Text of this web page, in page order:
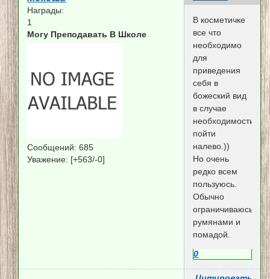
Награды:
1
Могу Преподавать В Школе
Сообщений: 685
Уважение: [+563/-0]
В косметичке
все что
необходимо
для
приведения
себя в
божеский вид
в случае
необходимости
пойти
налево.))
Но очень
редко всем
пользуюсь.
Обычно
ограничиваюсь
румянами и
помадой.
0